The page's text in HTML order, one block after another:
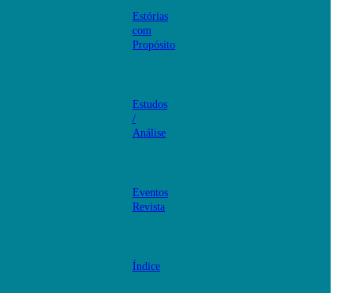
Estórias
com
Propósito
Estudos
/
Análise
Eventos
Revista
Índice